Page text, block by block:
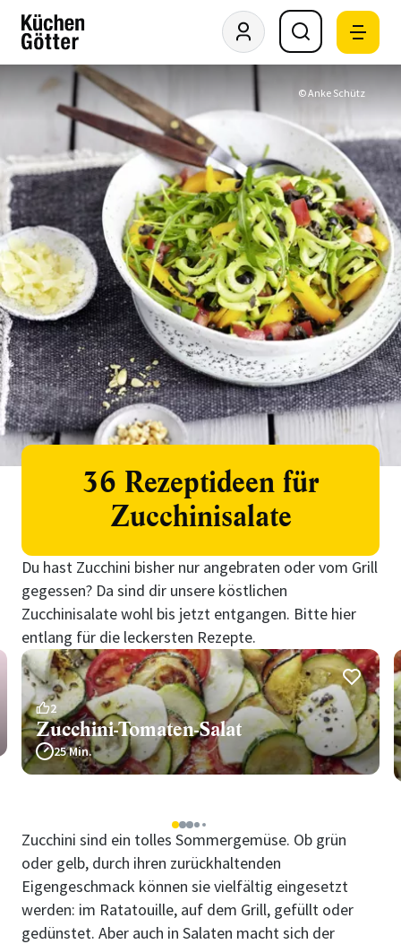
© Anke Schütz
36 Rezeptideen für
Zucchinisalate
Du hast Zucchini bisher nur angebraten oder vom Grill
gegessen? Da sind dir unsere köstlichen
Zucchinisalate wohl bis jetzt entgangen. Bitte hier
entlang für die leckersten Rezepte.
2
Zucchini-Tomaten-Salat
25 Min.
1234 5
Zucchini sind ein tolles Sommergemüse. Ob grün
oder gelb, durch ihren zurückhaltenden
Eigengeschmack können sie vielfältig eingesetzt
werden: im Ratatouille, auf dem Grill, gefüllt oder
gedünstet. Aber auch in Salaten macht sich der